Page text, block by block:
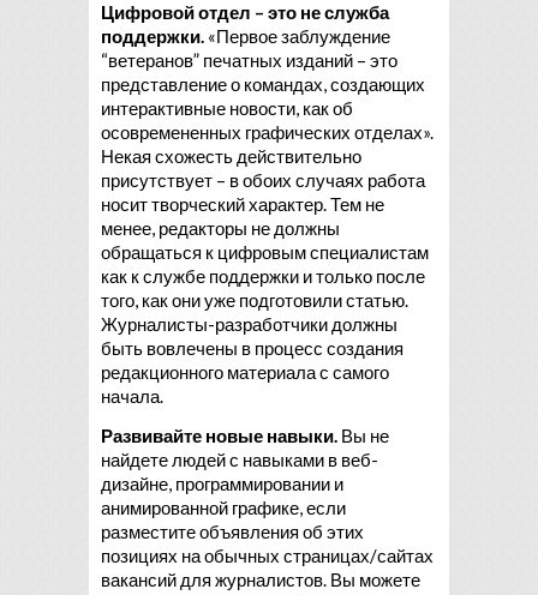
Цифровой отдел – это не служба
поддержки. «Первое заблуждение
“ветеранов” печатных изданий – это
представление о командах, создающих
интерактивные новости, как об
осовремененных графических отделах».
Некая схожесть действительно
присутствует – в обоих случаях работа
носит творческий характер. Тем не
менее, редакторы не должны
обращаться к цифровым специалистам
как к службе поддержки и только после
того, как они уже подготовили статью.
Журналисты-разработчики должны
быть вовлечены в процесс создания
редакционного материала с самого
начала.
Развивайте новые навыки. Вы не
найдете людей с навыками в веб-
дизайне, программировании и
анимированной графике, если
разместите объявления об этих
позициях на обычных страницах/сайтах
вакансий для журналистов. Вы можете